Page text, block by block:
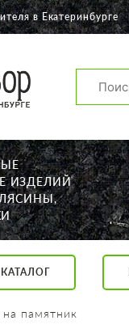
Щорса, 56
до 17:00
в Екатеринбурге
ИЗДЕЛИЙ
КАТАЛОГ
памятник